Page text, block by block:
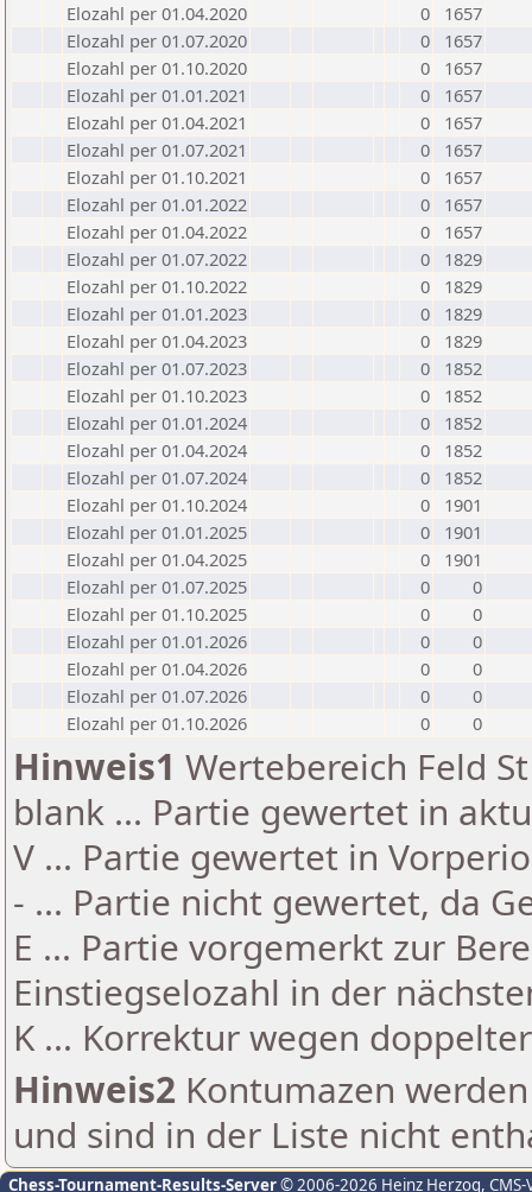
Elozahl per 01.04.2020
0
1657
Elozahl per 01.07.2020
0
1657
Elozahl per 01.10.2020
0
1657
Elozahl per 01.01.2021
0
1657
Elozahl per 01.04.2021
0
1657
Elozahl per 01.07.2021
0
1657
Elozahl per 01.10.2021
0
1657
Elozahl per 01.01.2022
0
1657
Elozahl per 01.04.2022
0
1657
Elozahl per 01.07.2022
0
1829
Elozahl per 01.10.2022
0
1829
Elozahl per 01.01.2023
0
1829
Elozahl per 01.04.2023
0
1829
Elozahl per 01.07.2023
0
1852
Elozahl per 01.10.2023
0
1852
Elozahl per 01.01.2024
0
1852
Elozahl per 01.04.2024
0
1852
Elozahl per 01.07.2024
0
1852
Elozahl per 01.10.2024
0
1901
Elozahl per 01.01.2025
0
1901
Elozahl per 01.04.2025
0
1901
Elozahl per 01.07.2025
0
0
Elozahl per 01.10.2025
0
0
Elozahl per 01.01.2026
0
0
Elozahl per 01.04.2026
0
0
Elozahl per 01.07.2026
0
0
Elozahl per 01.10.2026
0 0
Hinweis1 Wertebereich Feld
blank ... Partie gewertet in
V ... Partie gewertet in
- ... Partie nicht gewertet, da
E ... Partie vorgemerkt zur
Einstiegselozahl in der
K ... Korrektur wegen
Hinweis2 Kontumazen
und sind in der Liste nicht
Chess-Tournament-Results-Server© 2006-2026 Heinz Herzog,